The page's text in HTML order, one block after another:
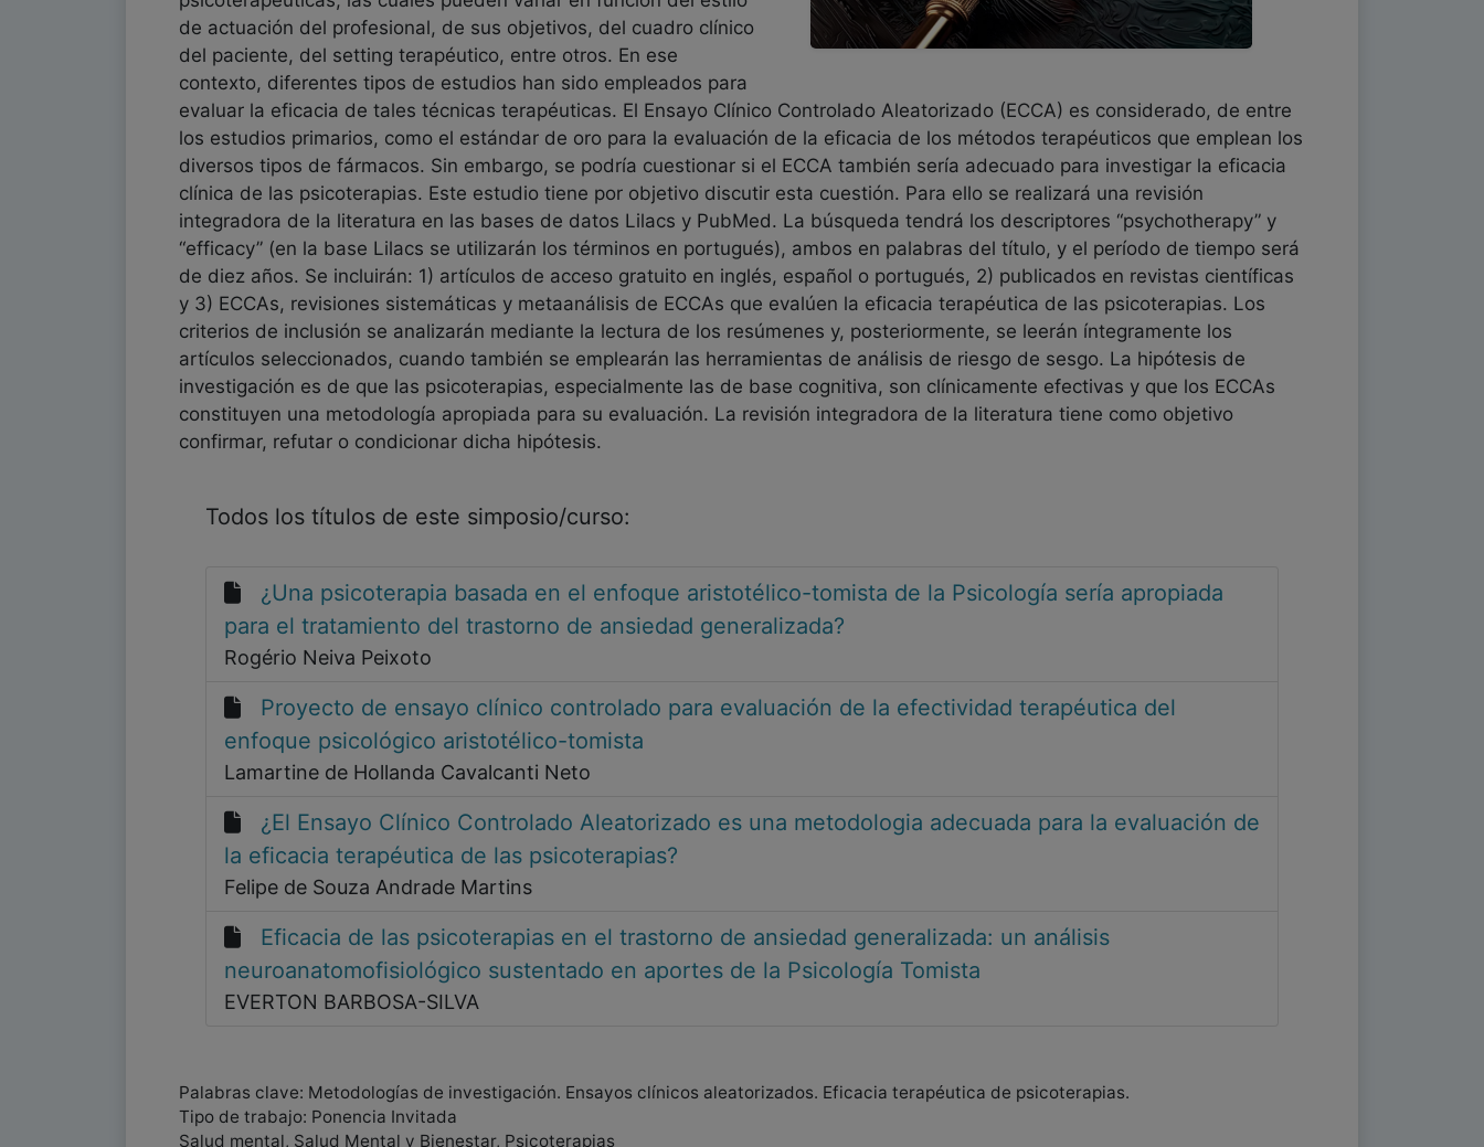
de actuación del profesional, de sus objetivos, del cuadro clínico
del paciente, del setting terapéutico, entre otros. En ese
contexto, diferentes tipos de estudios han sido empleados para
evaluar la eficacia de tales técnicas terapéuticas. El Ensayo Clínico Controlado Aleatorizado (ECCA) es considerado, de entre
los estudios primarios, como el estándar de oro para la evaluación de la eficacia de los métodos terapéuticos que emplean los
diversos tipos de fármacos. Sin embargo, se podría cuestionar si el ECCA también sería adecuado para investigar la eficacia
clínica de las psicoterapias. Este estudio tiene por objetivo discutir esta cuestión. Para ello se realizará una revisión
integradora de la literatura en las bases de datos Lilacs y PubMed. La búsqueda tendrá los descriptores “psychotherapy” y
“efficacy” (en la base Lilacs se utilizarán los términos en portugués), ambos en palabras del título, y el período de tiempo será
de diez años. Se incluirán: 1) artículos de acceso gratuito en inglés, español o portugués, 2) publicados en revistas científicas
y 3) ECCAs, revisiones sistemáticas y metaanálisis de ECCAs que evalúen la eficacia terapéutica de las psicoterapias. Los
criterios de inclusión se analizarán mediante la lectura de los resúmenes y, posteriormente, se leerán íntegramente los
artículos seleccionados, cuando también se emplearán las herramientas de análisis de riesgo de sesgo. La hipótesis de
investigación es de que las psicoterapias, especialmente las de base cognitiva, son clínicamente efectivas y que los ECCAs
constituyen una metodología apropiada para su evaluación. La revisión integradora de la literatura tiene como objetivo
confirmar, refutar o condicionar dicha hipótesis.
Todos los títulos de este simposio/curso:
¿Una psicoterapia basada en el enfoque aristotélico-tomista de la Psicología sería apropiada
para el tratamiento del trastorno de ansiedad generalizada?
Rogério Neiva Peixoto
Proyecto de ensayo clínico controlado para evaluación de la efectividad terapéutica del
enfoque psicológico aristotélico-tomista
Lamartine de Hollanda Cavalcanti Neto
¿El Ensayo Clínico Controlado Aleatorizado es una metodologia adecuada para la evaluación de
la eficacia terapéutica de las psicoterapias?
Felipe de Souza Andrade Martins
Eficacia de las psicoterapias en el trastorno de ansiedad generalizada: un análisis
neuroanatomofisiológico sustentado en aportes de la Psicología Tomista
EVERTON BARBOSA-SILVA
Palabras clave: Metodologías de investigación. Ensayos clínicos aleatorizados. Eficacia terapéutica de psicoterapias.
Tipo de trabajo: Ponencia Invitada
Salud mental, Salud Mental y Bienestar, Psicoterapias